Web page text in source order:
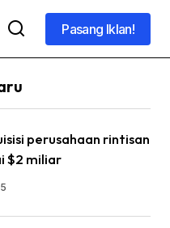
Pasang Iklan!
perusahaan rintisan
$2 miliar